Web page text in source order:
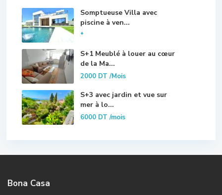
Somptueuse Villa avec
piscine à ven...
*
S+1 Meublé à louer au cœur
de la Ma...
2000 DT/Mois
S+3 avec jardin et vue sur
mer à lo...
6000 DT/mois
Bona Casa